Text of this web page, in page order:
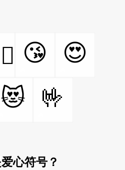
😘
😍
😻 🤟
心符号？